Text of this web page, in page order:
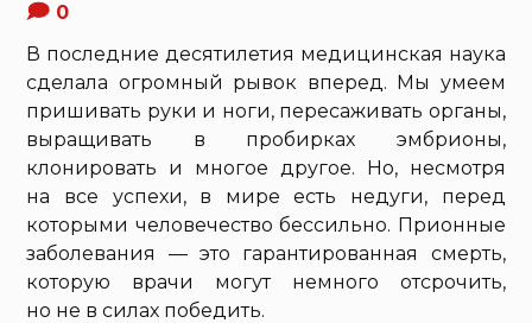
0
В последние десятилетия медицинская наука
сделала огромный рывок вперед. Мы умеем
пришивать руки и ноги, пересаживать органы,
выращивать в пробирках эмбрионы,
клонировать и многое другое. Но, несмотря
на все успехи, в мире есть недуги, перед
которыми человечество бессильно. Прионные
заболевания — это гарантированная смерть,
которую врачи могут немного отсрочить,
но не в силах победить.